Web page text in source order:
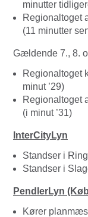
minutter
Regionaltoget
(11 minutter
Gældende 7., 8.
Regionaltoget
minut ’29)
Regionaltoget
(i minut ’31)
InterCityLyn
Standser i
Standser i
PendlerLyn
Kører